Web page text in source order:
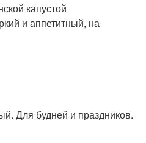
капустой
и аппетитный, на
Для будней и праздников.